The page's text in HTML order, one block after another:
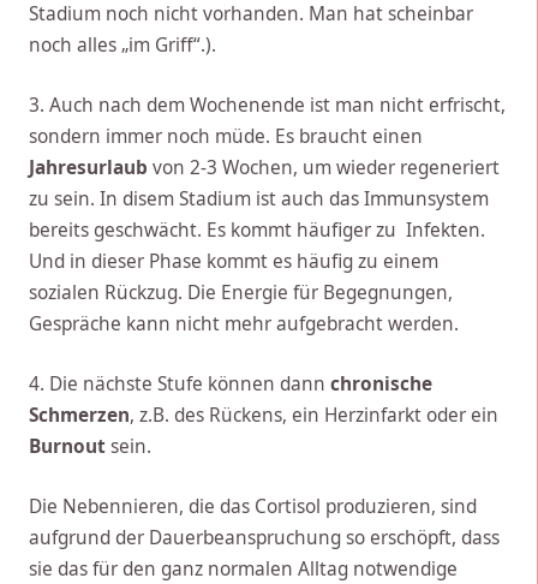
Stadium noch nicht vorhanden. Man hat scheinbar
noch alles „im Griff“.).
3. Auch nach dem Wochenende ist man nicht erfrischt,
sondern immer noch müde. Es braucht einen
Jahresurlaub von 2-3 Wochen, um wieder regeneriert
zu sein. In disem Stadium ist auch das Immunsystem
bereits geschwächt. Es kommt häufiger zu Infekten.
Und in dieser Phase kommt es häufig zu einem
sozialen Rückzug. Die Energie für Begegnungen,
Gespräche kann nicht mehr aufgebracht werden.
4. Die nächste Stufe können dann chronische
Schmerzen, z.B. des Rückens, ein Herzinfarkt oder ein
Burnoutsein.
Die Nebennieren, die das Cortisol produzieren, sind
aufgrund der Dauerbeanspruchung so erschöpft, dass
sie das für den ganz normalen Alltag notwendige